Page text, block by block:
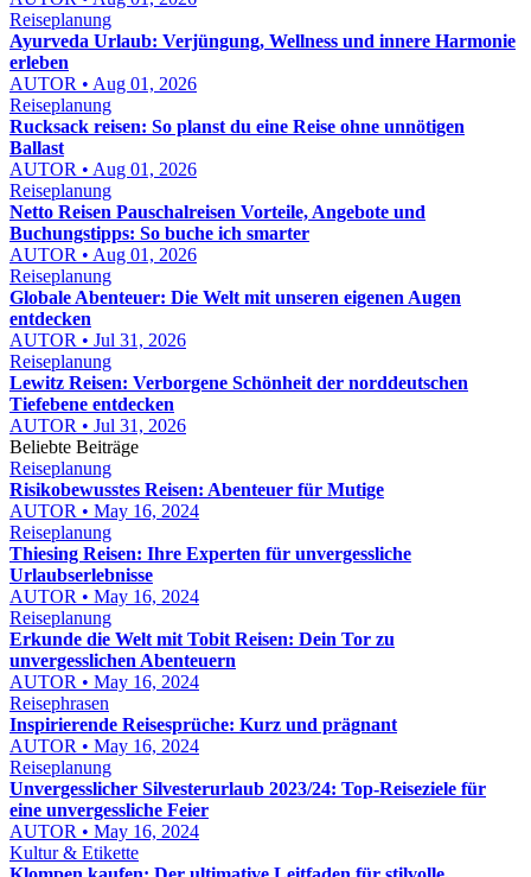
Reiseplanung
Ayurveda Urlaub: Verjüngung, Wellness und innere Harmonie
erleben
AUTOR • Aug 01, 2026
Reiseplanung
Rucksack reisen: So planst du eine Reise ohne unnötigen
Ballast
AUTOR • Aug 01, 2026
Reiseplanung
Netto Reisen Pauschalreisen Vorteile, Angebote und
Buchungstipps: So buche ich smarter
AUTOR • Aug 01, 2026
Reiseplanung
Globale Abenteuer: Die Welt mit unseren eigenen Augen
entdecken
AUTOR • Jul 31, 2026
Reiseplanung
Lewitz Reisen: Verborgene Schönheit der norddeutschen
Tiefebene entdecken
AUTOR • Jul 31, 2026
Beliebte Beiträge
Reiseplanung
Risikobewusstes Reisen: Abenteuer für Mutige
AUTOR • May 16, 2024
Reiseplanung
Thiesing Reisen: Ihre Experten für unvergessliche
Urlaubserlebnisse
AUTOR • May 16, 2024
Reiseplanung
Erkunde die Welt mit Tobit Reisen: Dein Tor zu
unvergesslichen Abenteuern
AUTOR • May 16, 2024
Reisephrasen
Inspirierende Reisesprüche: Kurz und prägnant
AUTOR • May 16, 2024
Reiseplanung
Unvergesslicher Silvesterurlaub 2023/24: Top-Reiseziele für
eine unvergessliche Feier
AUTOR • May 16, 2024
Kultur & Etikette